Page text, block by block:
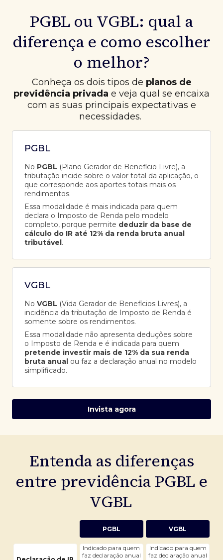
PGBL ou VGBL: qual a
diferença e como escolher
o melhor?
Conheça os dois tipos de planos de
previdência privada e veja qual se encaixa
com as suas principais expectativas e
necessidades.
PGBL
No PGBL (Plano Gerador de Benefício Livre), a
tributação incide sobre o valor total da aplicação, o
que corresponde aos aportes totais mais os
rendimentos.
Essa modalidade é mais indicada para quem
declara o Imposto de Renda pelo modelo
completo, porque permite deduzir da base de
cálculo do IR até 12% da renda bruta anual
tributável.
VGBL
No VGBL (Vida Gerador de Benefícios Livres), a
incidência da tributação de Imposto de Renda é
somente sobre os rendimentos.
Essa modalidade não apresenta deduções sobre
o Imposto de Renda e é indicada para quem
pretende investir mais de 12% da sua renda
bruta anual ou faz a declaração anual no modelo
simplificado.
Invista agora
Entenda as diferenças
entre previdência PGBL e
VGBL
PGBL VGBL
Indicado para quem
faz declaração anual
Indicado para quem
faz declaração anual